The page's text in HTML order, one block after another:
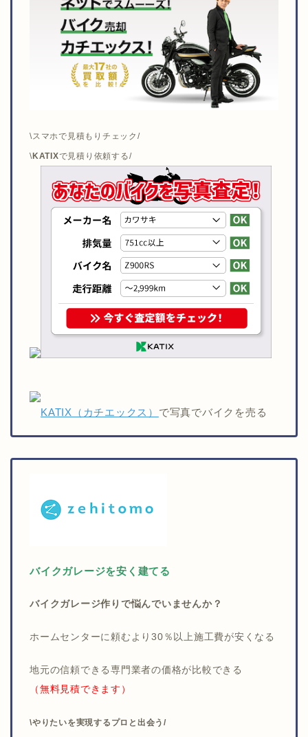
\スマホで見積もりチェック/
\KATIXで見積り依頼する/
KATIX（カチエックス） で写真でバイクを売る
バイクガレージを安く建てる
バイクガレージ作りで悩んでいませんか？
ホームセンターに頼むより30％以上施工費が安くなる
地元の信頼できる専門業者の価格が比較できる
（無料見積できます）
\やりたいを実現するプロと出会う/